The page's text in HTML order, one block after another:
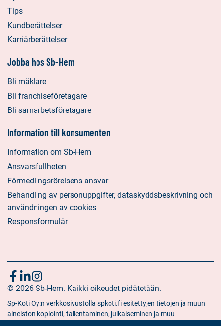
Tips
Kundberättelser
Karriärberättelser
Jobba hos Sb-Hem
Bli mäklare
Bli franchiseföretagare
Bli samarbetsföretagare
Information till konsumenten
Information om Sb-Hem
Ansvarsfullheten
Förmedlingsrörelsens ansvar
Behandling av personuppgifter, dataskyddsbeskrivning och
användningen av cookies
Responsformulär
Följ
oss
Sociala
media:
facebook
Sociala
media:
linkedin
Sociala
media:
instagram
© 2026 Sb-Hem. Kaikki oikeudet pidätetään.
Sp-Koti Oy:n verkkosivustolla spkoti.fi esitettyjen tietojen ja muun
aineiston kopiointi, tallentaminen, julkaiseminen ja muu